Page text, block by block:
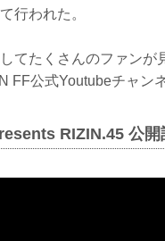
行われた。
てたくさんのファン
FF公式Youtubeチャン
RIZIN.45 公開